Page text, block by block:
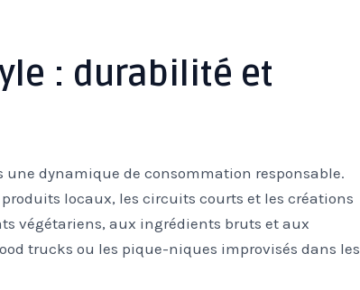
: durabilité et
une dynamique de consommation responsable.
locaux, les circuits courts et les créations
végétariens, aux ingrédients bruts et aux
trucks ou les pique-niques improvisés dans les